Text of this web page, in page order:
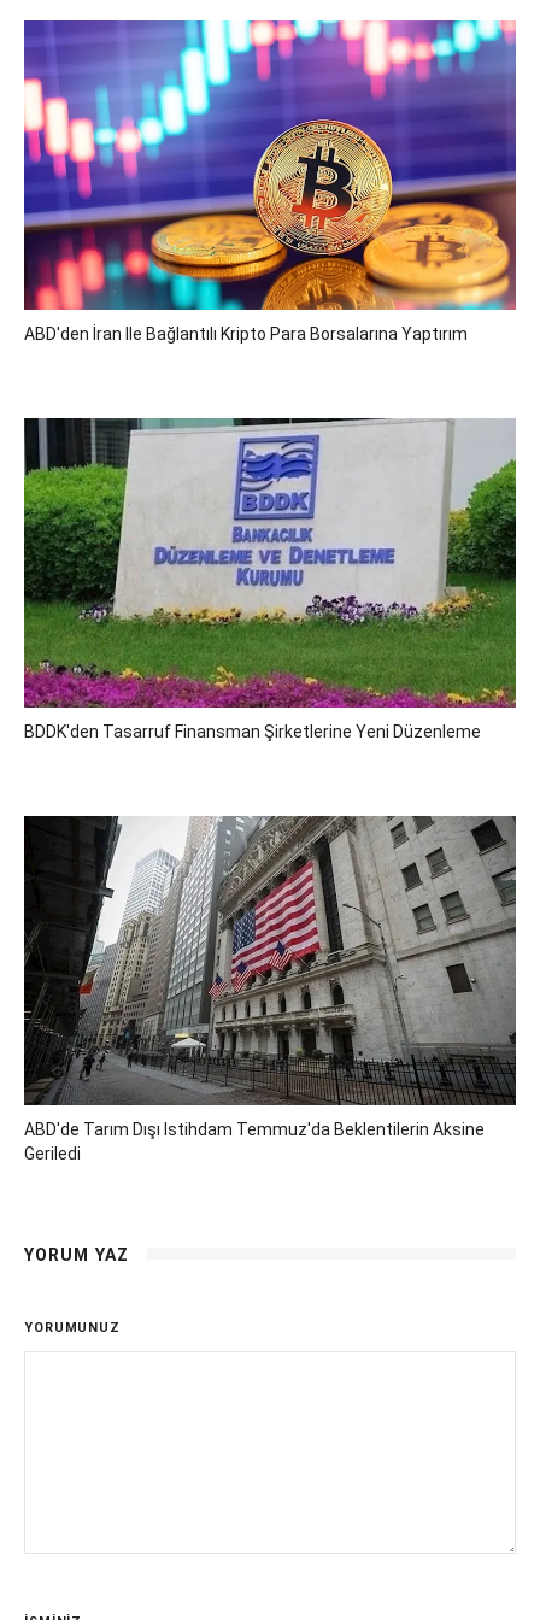
ABD'den İran Ile Bağlantılı Kripto Para Borsalarına Yaptırım
BDDK'den Tasarruf Finansman Şirketlerine Yeni Düzenleme
ABD'de Tarım Dışı Istihdam Temmuz'da Beklentilerin Aksine
Geriledi
YORUM YAZ
YORUMUNUZ